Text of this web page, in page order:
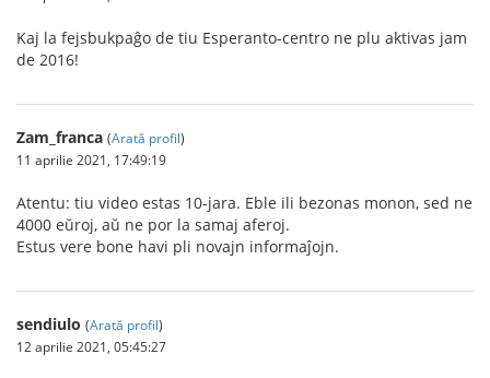
Kaj la fejsbukpaĝo de tiu Esperanto-centro ne plu aktivas jam
de 2016!
Zam_franca (Arată profil)
11 aprilie 2021, 17:49:19
Atentu: tiu video estas 10-jara. Eble ili bezonas monon, sed ne
4000 eŭroj, aŭ ne por la samaj aferoj.
Estus vere bone havi pli novajn informaĵojn.
sendiulo (Arată profil)
12 aprilie 2021, 05:45:27